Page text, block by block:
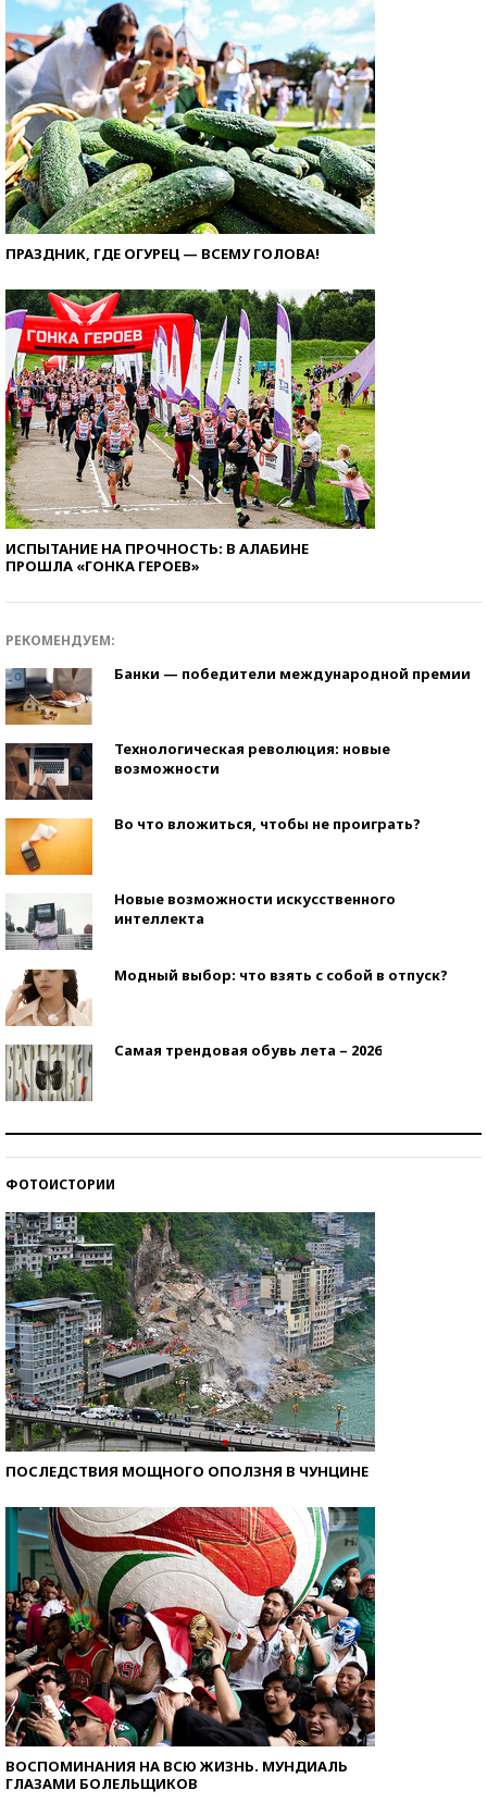
ПРАЗДНИК, ГДЕ ОГУРЕЦ — ВСЕМУ ГОЛОВА!
ИСПЫТАНИЕ НА ПРОЧНОСТЬ: В АЛАБИНЕ
ПРОШЛА «ГОНКА ГЕРОЕВ»
РЕКОМЕНДУЕМ:
Банки — победители международной премии
Технологическая революция: новые
возможности
Во что вложиться, чтобы не проиграть?
Новые возможности искусственного
интеллекта
Модный выбор: что взять с собой в отпуск?
Самая трендовая обувь лета – 2026
ФОТОИСТОРИИ
ПОСЛЕДСТВИЯ МОЩНОГО ОПОЛЗНЯ В ЧУНЦИНЕ
ВОСПОМИНАНИЯ НА ВСЮ ЖИЗНЬ. МУНДИАЛЬ
ГЛАЗАМИ БОЛЕЛЬЩИКОВ